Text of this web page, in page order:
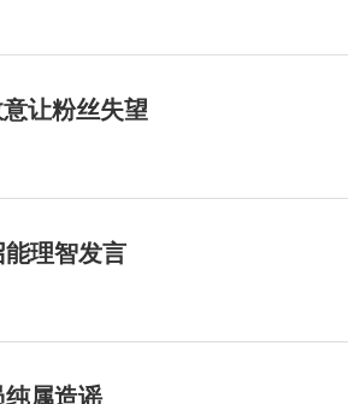
让粉丝失望
理智发言
属造谣